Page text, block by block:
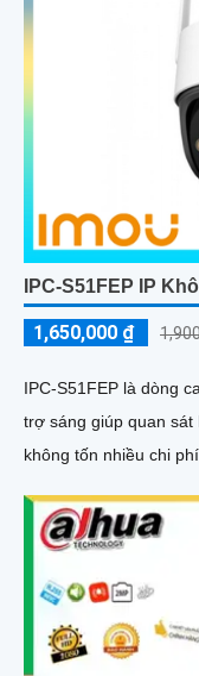
IPC-S51FEP IP
1,650,000 ₫
IPC-S51FEP là dòng
trợ sáng giúp quan
không tốn nhiều chi